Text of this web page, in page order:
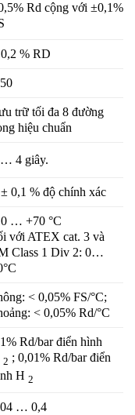
Rd cộng với ±0,1%
0,2 % RD
trữ tối đa 8 đường
hiệu chuẩn
… 4 giây.
0,1 % độ chính xác
… +70 °C
với ATEX cat. 3 và
Class 1 Div 2: 0…
< 0,05% FS/°C;
< 0,05% Rd/°C
Rd/bar điển hình
2 ; 0,01% Rd/bar điển
H 2
… 0,4